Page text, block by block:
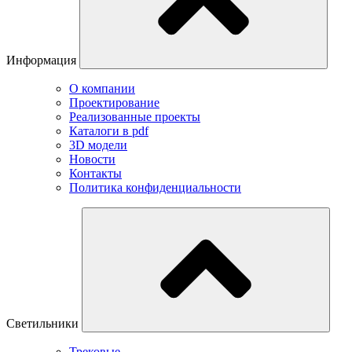
Информация
О компании
Проектирование
Реализованные проекты
Каталоги в pdf
3D модели
Новости
Контакты
Политика конфиденциальности
Светильники